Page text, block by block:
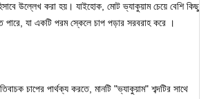
উল্লেখ করা হয়। যাইহোক, মোট ভ্যাকুয়াম চেয়ে বেশি কিছু
পারে, যা একটি পরম স্কেলে চাপ পড়ার সরবরাহ করে ।
চাপের পার্থক্য করতে, মানটি "ভ্যাকুয়াম" শব্দটির সাথে